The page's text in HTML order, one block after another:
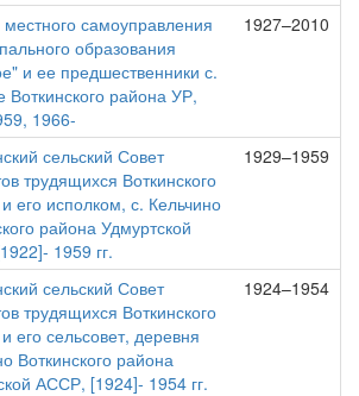
самоуправления
образования
и ее предшественники с.
Воткинского района УР,
1966-
1927–2010
сельский Совет
трудящихся Воткинского
его исполком, с. Кельчино
района Удмуртской
1959 гг.
1929–1959
сельский Совет
трудящихся Воткинского
его сельсовет, деревня
Воткинского района
АССР, [1924]- 1954 гг.
1924–1954